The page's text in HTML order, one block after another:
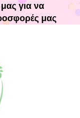
για να
μας